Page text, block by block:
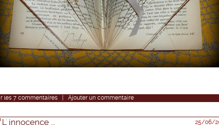
les 7 commentaires Ajouter un commentaire
L' innocence ... 25/06/